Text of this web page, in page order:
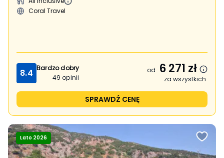
Coral Travel
8.4 Bardzo dobry
49 opinii
od 6 271 zł
za wszystkich
SPRAWDŹ CENĘ
Lato 2026